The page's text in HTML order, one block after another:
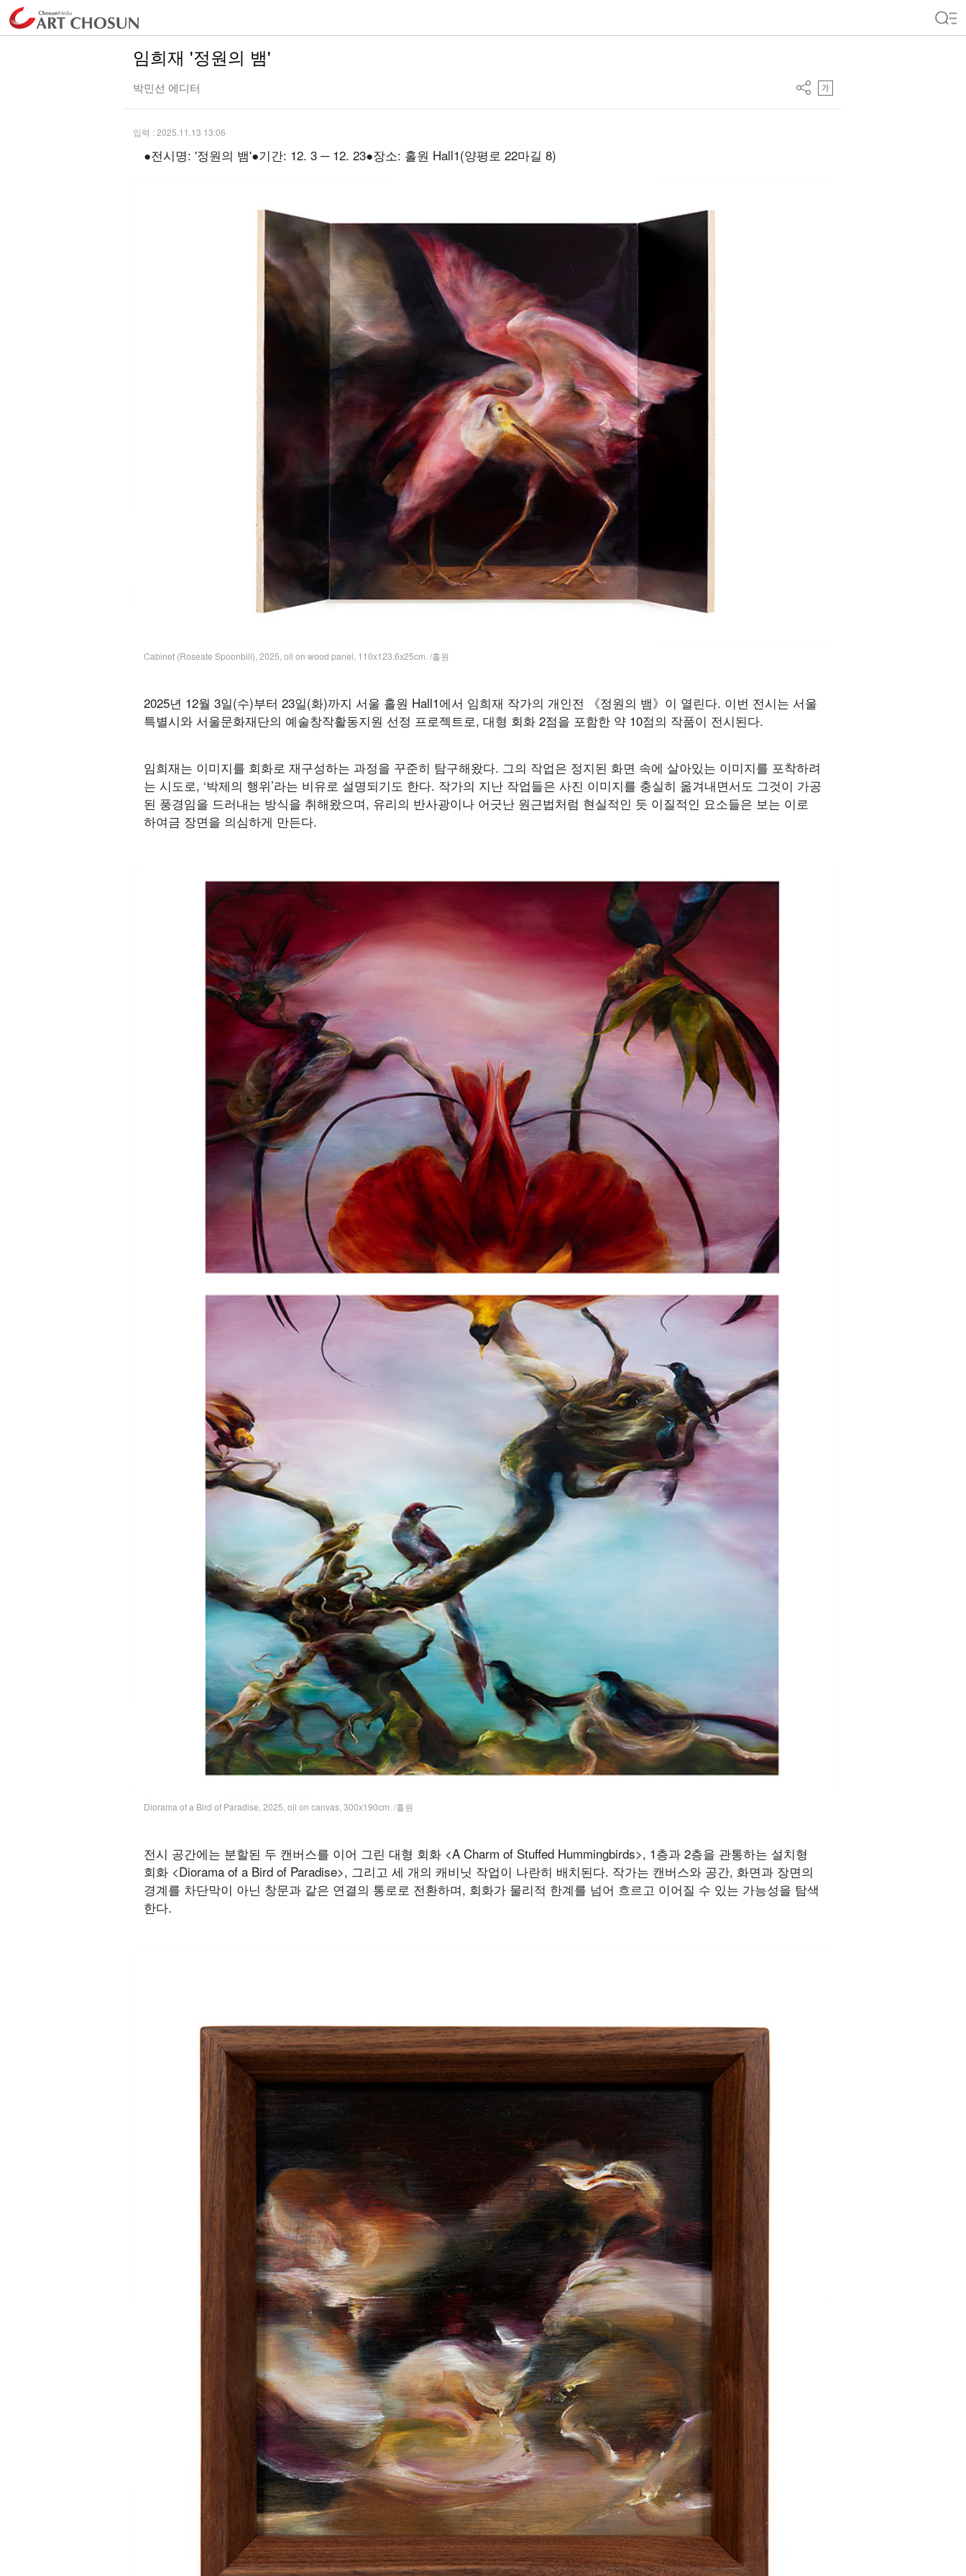
임희재 '정원의 뱀'
박민선 에디터
입력 : 2025.11.13 13:06
●전시명: '정원의 뱀'●기간: 12. 3 ─ 12. 23●장소: 홀원 Hall1(양평로 22마길 8)
Cabinet (Roseate Spoonbill), 2025, oil on wood panel, 110x123.6x25cm. /홀원
2025년 12월 3일(수)부터 23일(화)까지 서울 홀원 Hall1에서 임희재 작가의 개인전 《정원의 뱀》이 열린다. 이번 전시는 서울
특별시와 서울문화재단의 예술창작활동지원 선정 프로젝트로, 대형 회화 2점을 포함한 약 10점의 작품이 전시된다.
임희재는 이미지를 회화로 재구성하는 과정을 꾸준히 탐구해왔다. 그의 작업은 정지된 화면 속에 살아있는 이미지를 포착하려
는 시도로, ‘박제의 행위’라는 비유로 설명되기도 한다. 작가의 지난 작업들은 사진 이미지를 충실히 옮겨내면서도 그것이 가공
된 풍경임을 드러내는 방식을 취해왔으며, 유리의 반사광이나 어긋난 원근법처럼 현실적인 듯 이질적인 요소들은 보는 이로
하여금 장면을 의심하게 만든다.
Diorama of a Bird of Paradise, 2025, oil on canvas, 300x190cm. /홀원
전시 공간에는 분할된 두 캔버스를 이어 그린 대형 회화 <A Charm of Stuffed Hummingbirds>, 1층과 2층을 관통하는 설치형
회화 <Diorama of a Bird of Paradise>, 그리고 세 개의 캐비닛 작업이 나란히 배치된다. 작가는 캔버스와 공간, 화면과 장면의
경계를 차단막이 아닌 창문과 같은 연결의 통로로 전환하며, 회화가 물리적 한계를 넘어 흐르고 이어질 수 있는 가능성을 탐색
한다.